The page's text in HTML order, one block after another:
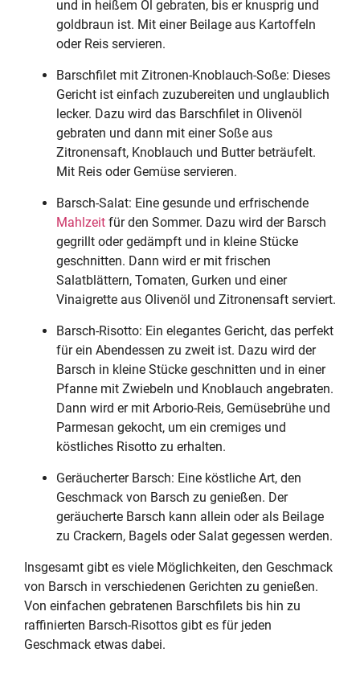
und in heißem Öl gebraten, bis er knusprig und
goldbraun ist. Mit einer Beilage aus Kartoffeln
oder Reis servieren.
Barschfilet mit Zitronen-Knoblauch-Soße: Dieses
Gericht ist einfach zuzubereiten und unglaublich
lecker. Dazu wird das Barschfilet in Olivenöl
gebraten und dann mit einer Soße aus
Zitronensaft, Knoblauch und Butter beträufelt.
Mit Reis oder Gemüse servieren.
Barsch-Salat: Eine gesunde und erfrischende
Mahlzeit für den Sommer. Dazu wird der Barsch
gegrillt oder gedämpft und in kleine Stücke
geschnitten. Dann wird er mit frischen
Salatblättern, Tomaten, Gurken und einer
Vinaigrette aus Olivenöl und Zitronensaft serviert.
Barsch-Risotto: Ein elegantes Gericht, das perfekt
für ein Abendessen zu zweit ist. Dazu wird der
Barsch in kleine Stücke geschnitten und in einer
Pfanne mit Zwiebeln und Knoblauch angebraten.
Dann wird er mit Arborio-Reis, Gemüsebrühe und
Parmesan gekocht, um ein cremiges und
köstliches Risotto zu erhalten.
Geräucherter Barsch: Eine köstliche Art, den
Geschmack von Barsch zu genießen. Der
geräucherte Barsch kann allein oder als Beilage
zu Crackern, Bagels oder Salat gegessen werden.
Insgesamt gibt es viele Möglichkeiten, den Geschmack
von Barsch in verschiedenen Gerichten zu genießen.
Von einfachen gebratenen Barschfilets bis hin zu
raffinierten Barsch-Risottos gibt es für jeden
Geschmack etwas dabei.